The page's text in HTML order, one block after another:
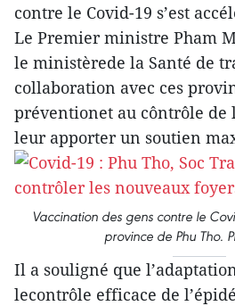
contre le Covid-19 s’est
Le Premier ministre Pham
le ministèrede la Santé de
collaboration avec ces
préventionet au côntrôle de
leur apporter un soutien
Vaccination des gens contre le
province de Phu Tho.
Il a souligné que
lecontrôle efficace de